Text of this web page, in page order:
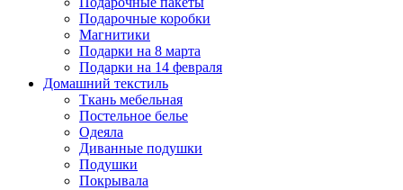
Подарочные коробки
Магнитики
Подарки на 8 марта
Подарки на 14 февраля
Домашний текстиль
Ткань мебельная
Постельное белье
Одеяла
Диванные подушки
Подушки
Покрывала